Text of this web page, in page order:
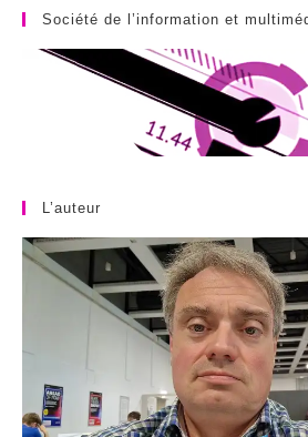
Société de l’information et
L’auteur